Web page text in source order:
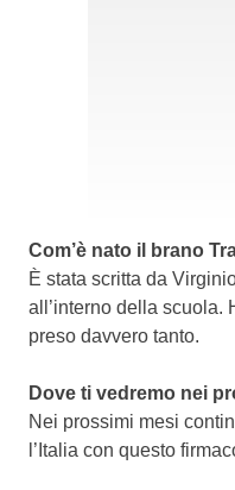
Com’è nato il brano
È stata scritta da
all’interno della scuola.
preso davvero tanto.
Dove ti vedremo nei
Nei prossimi mesi
l’Italia con questo